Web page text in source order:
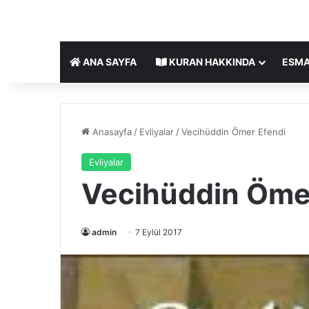
ANA SAYFA KURAN HAKKINDA
Anasayfa / Evliyalar /Vecihüddin Ömer Efendi
Evliyalar
Vecihüddin
admin 7 Eylül 2017